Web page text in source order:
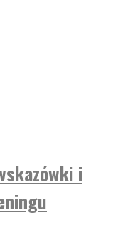
i